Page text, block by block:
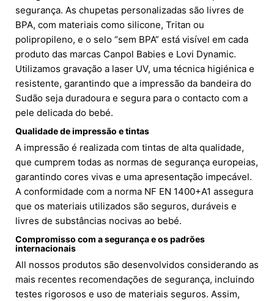
segurança. As chupetas personalizadas são livres de
BPA, com materiais como silicone, Tritan ou
polipropileno, e o selo “sem BPA” está visível em cada
produto das marcas Canpol Babies e Lovi Dynamic.
Utilizamos gravação a laser UV, uma técnica higiénica e
resistente, garantindo que a impressão da bandeira do
Sudão seja duradoura e segura para o contacto com a
pele delicada do bebé.
Qualidade de impressão e tintas
A impressão é realizada com tintas de alta qualidade,
que cumprem todas as normas de segurança europeias,
garantindo cores vivas e uma apresentação impecável.
A conformidade com a norma NF EN 1400+A1 assegura
que os materiais utilizados são seguros, duráveis e
livres de substâncias nocivas ao bebé.
Compromisso com a segurança e os padrões
internacionais
All nossos produtos são desenvolvidos considerando as
mais recentes recomendações de segurança, incluindo
testes rigorosos e uso de materiais seguros. Assim,